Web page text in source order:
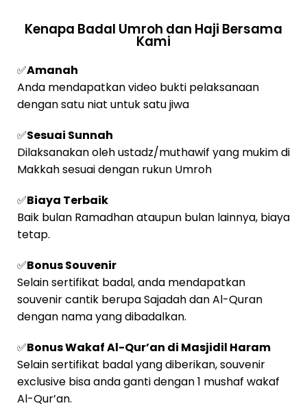
Kenapa Badal Umroh dan Haji Bersama
Kami
✅Amanah
Anda mendapatkan video bukti pelaksanaan
dengan satu niat untuk satu jiwa
✅Sesuai Sunnah
Dilaksanakan oleh ustadz/muthawif yang mukim di
Makkah sesuai dengan rukun Umroh
✅Biaya Terbaik
Baik bulan Ramadhan ataupun bulan lainnya, biaya
tetap.
✅Bonus Souvenir
Selain sertifikat badal, anda mendapatkan
souvenir cantik berupa Sajadah dan Al-Quran
dengan nama yang dibadalkan.
✅Bonus Wakaf Al-Qur’an di Masjidil Haram
Selain sertifikat badal yang diberikan, souvenir
exclusive bisa anda ganti dengan 1 mushaf wakaf
Al-Qur’an.